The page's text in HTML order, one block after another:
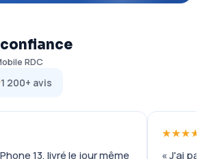
RDC
1 200+ avis
13, livré le jour même
« J'ai